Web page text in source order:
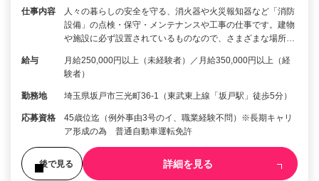
仕事内容
人々の暮らしの安全を守る、消火器や火災報知器など「消防
設備」の点検・保守・メンテナンスや工事の仕事です。建物
や施設に必ず設置されているものなので、さまざまな場所…
給与
月給250,000円以上（未経験者）／月給350,000円以上（経
験者）
勤務地 埼玉県坂戸市三光町36-1（東武東上線「坂戸駅」徒歩5分）
応募資格
45歳位迄（例外事由3号のイ、職業経験不問）※長期キャリ
ア形成の為 普通自動車運転免許
後で見る 詳細を見る